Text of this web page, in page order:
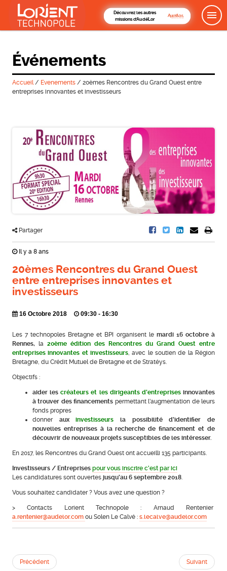
Découvrez les autres
missions d'AudéLor
Événements
Accueil/ Evenements/ 20èmes Rencontres du Grand Ouest entre
entreprises innovantes et investisseurs
Partager
Il y a 8 ans
20èmes Rencontres du Grand Ouest
entre entreprises innovantes et
investisseurs
16 Octobre 2018 09:30 - 16:30
Les 7 technopoles Bretagne et BPI organisent le mardi 16 octobre à
Rennes, la 20ème édition des Rencontres du Grand Ouest entre
entreprises innovantes et investisseurs, avec le soutien de la Région
Bretagne, du Crédit Mutuel de Bretagne et de Stratéys.
Objectifs :
aider les créateurs et les dirigeants d’entreprisesinnovantes
à trouver des financements permettant l’augmentation de leurs
fonds propres
donner auxinvestisseurs la possibilité d’identifier de
nouvelles entreprises à la recherche de financement et de
découvrir de nouveaux projets susceptibles de les intéresser.
En 2017, les Rencontres du Grand Ouest ont accueilli 135 participants.
Investisseurs / Entreprises pour vous inscrire c’est par ici
Les candidatures sont ouvertes jusqu’au 6 septembre 2018.
Vous souhaitez candidater ? Vous avez une question ?
> Contacts Lorient Technopole : Arnaud Rentenier
a.rentenier@audelor.com ou Solen Le Calvé : s.lecalve@audelor.com
Précédent Suivant